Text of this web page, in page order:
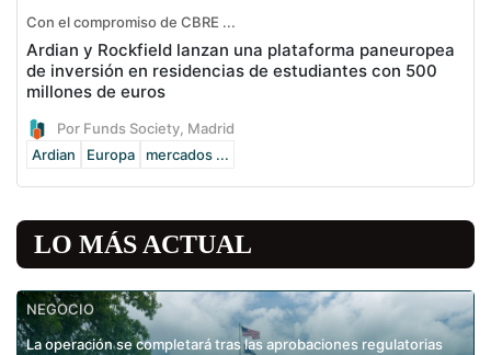
Con el compromiso de CBRE ...
Ardian y Rockfield lanzan una plataforma paneuropea
de inversión en residencias de estudiantes con 500
millones de euros
Por Funds Society, Madrid
Ardian
Europa mercados ...
LO MÁS ACTUAL
NEGOCIO
La operación se completará tras las aprobaciones regulatorias